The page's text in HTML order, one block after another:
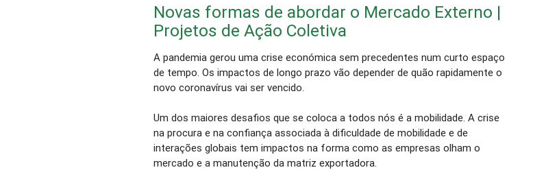
Novas formas de abordar o Mercado Externo |
Projetos de Ação Coletiva
A pandemia gerou uma crise económica sem precedentes num curto espaço
de tempo. Os impactos de longo prazo vão depender de quão rapidamente o
novo coronavírus vai ser vencido.
Um dos maiores desafios que se coloca a todos nós é a mobilidade. A crise
na procura e na confiança associada à dificuldade de mobilidade e de
interações globais tem impactos na forma como as empresas olham o
mercado e a manutenção da matriz exportadora.